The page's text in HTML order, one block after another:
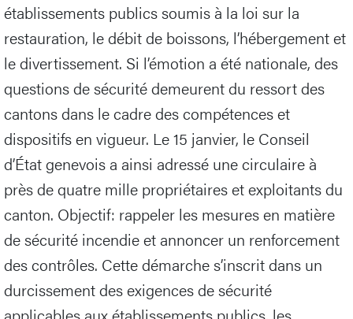
établissements publics soumis à la loi sur la
restauration, le débit de boissons, l’hébergement et
le divertissement. Si l’émotion a été nationale, des
questions de sécurité demeurent du ressort des
cantons dans le cadre des compétences et
dispositifs en vigueur. Le 15 janvier, le Conseil
d’État genevois a ainsi adressé une circulaire à
près de quatre mille propriétaires et exploitants du
canton. Objectif: rappeler les mesures en matière
de sécurité incendie et annoncer un renforcement
des contrôles. Cette démarche s’inscrit dans un
durcissement des exigences de sécurité